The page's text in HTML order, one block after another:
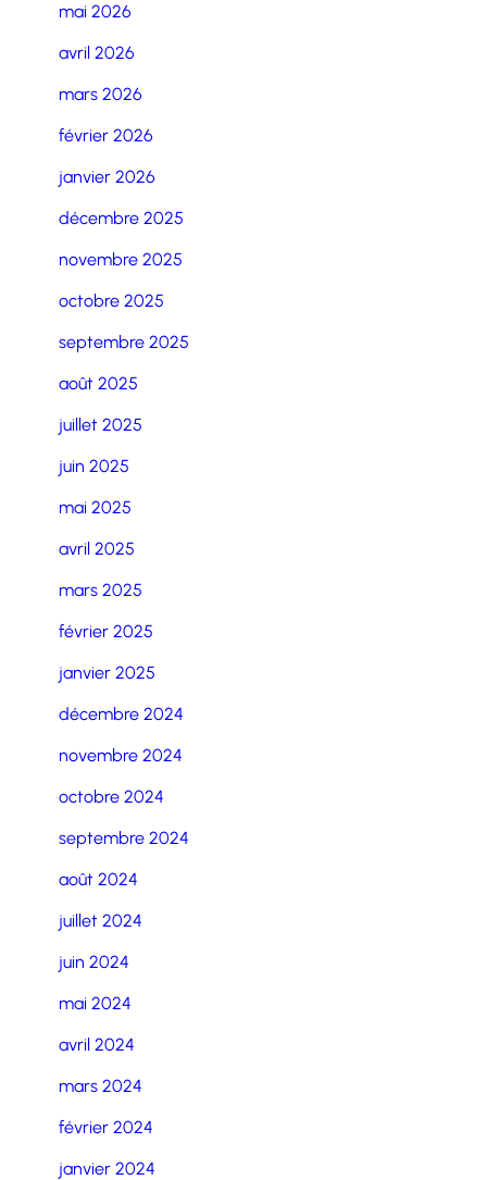
mai 2026
avril 2026
mars 2026
février 2026
janvier 2026
décembre 2025
novembre 2025
octobre 2025
septembre 2025
août 2025
juillet 2025
juin 2025
mai 2025
avril 2025
mars 2025
février 2025
janvier 2025
décembre 2024
novembre 2024
octobre 2024
septembre 2024
août 2024
juillet 2024
juin 2024
mai 2024
avril 2024
mars 2024
février 2024
janvier 2024